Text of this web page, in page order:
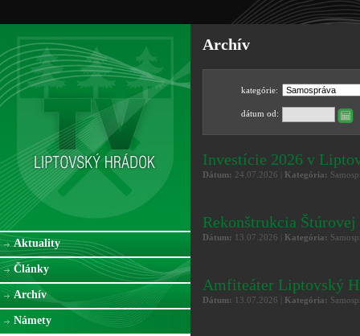
Aktuality
Články
Archív
Námety
Archív
kategórie:
dátum od:
Investície 2026 v
Dátum: 24.07.2026 | Kategória:
Rekonštrukcia
Dátum: 13.07.2026 | Kategória:
Amfiteáter Liptovský
Dátum: 13.07.2026 | Kategória: